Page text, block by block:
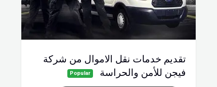
تقديم خدمات نقل الاموال من شركة
فيجن للأمن والحراسة
Popular